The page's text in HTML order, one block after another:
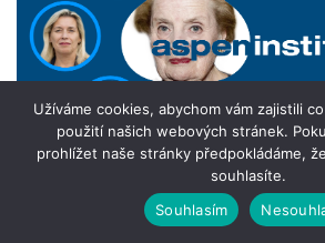
(54 793)
Užíváme cookies, abychom vám zajistili
použití našich webových stránek.
prohlížet naše stránky předpokládáme,
souhlasíte.
Souhlasím